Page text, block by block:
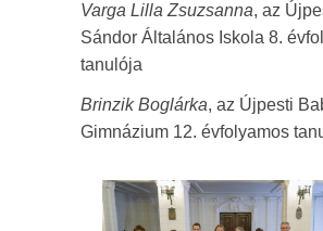
Varga Lilla Zsuzsanna, az
Sándor Általános Iskola 8.
tanulója
Brinzik Boglárka, az Újpesti
Gimnázium 12. évfolyamos